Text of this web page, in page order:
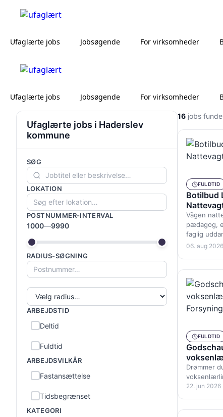
Ufaglærte jobs Jobsøgende For virksomheder
Ufaglærte jobs Jobsøgende For virksomheder
Ufaglærte jobs i Haderslev
kommune
SØG
LOKATION
POSTNUMMER-INTERVAL
1000—9990
RADIUS-SØGNING
ARBEJDSTID
Deltid
Fuldtid
ARBEJDSVILKÅR
Fastansættelse
Tidsbegrænset
KATEGORI
16 jobs
FULDTID
Botilbud
Vågen
pædagog,
faglig
06. aug 2026
FULDTID
Drømmer
22. jun 2026